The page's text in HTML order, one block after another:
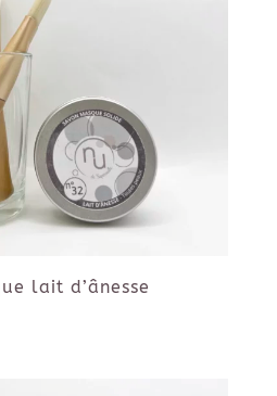
lait d’ânesse